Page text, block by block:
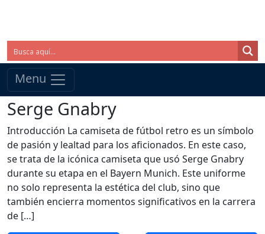
Menu
Serge Gnabry
Introducción La camiseta de fútbol retro es un símbolo
de pasión y lealtad para los aficionados. En este caso,
se trata de la icónica camiseta que usó Serge Gnabry
durante su etapa en el Bayern Munich. Este uniforme
no solo representa la estética del club, sino que
también encierra momentos significativos en la carrera
de […]